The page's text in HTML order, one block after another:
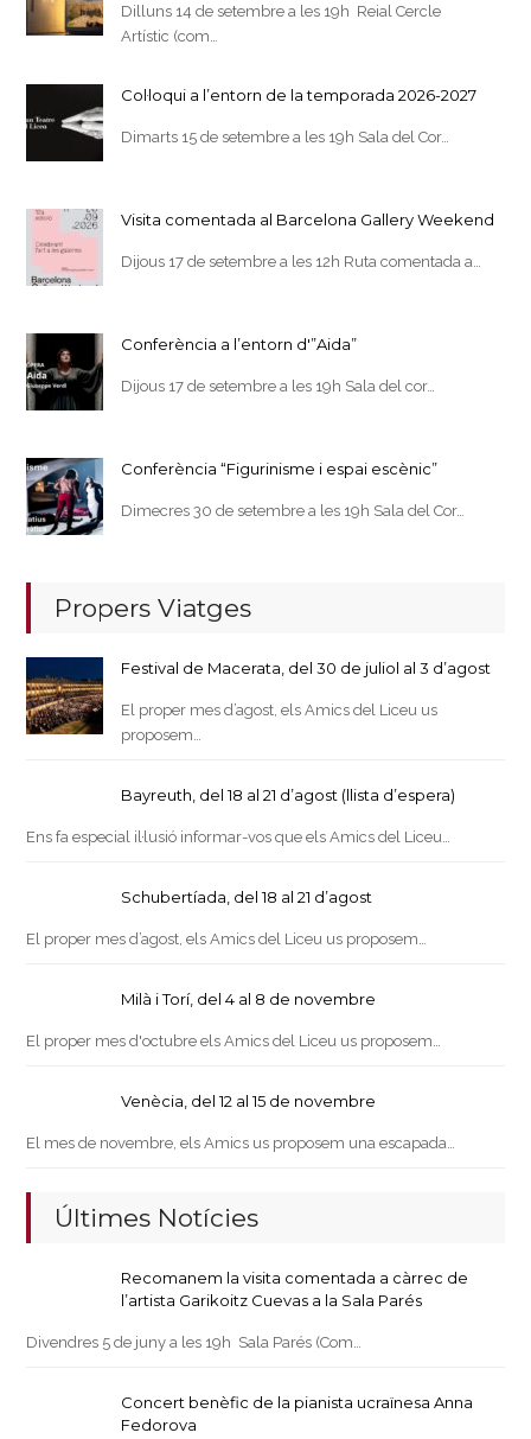
Dilluns 14 de setembre a les 19h Reial Cercle
Artístic (com…
Col·loqui a l’entorn de la temporada 2026-2027
Dimarts 15 de setembre a les 19h Sala del Cor…
Visita comentada al Barcelona Gallery Weekend
Dijous 17 de setembre a les 12h Ruta comentada a…
Conferència a l’entorn d'”Aida”
Dijous 17 de setembre a les 19h Sala del cor…
Conferència “Figurinisme i espai escènic”
Dimecres 30 de setembre a les 19h Sala del Cor…
Propers Viatges
Festival de Macerata, del 30 de juliol al 3 d’agost
El proper mes d’agost, els Amics del Liceu us
proposem…
Bayreuth, del 18 al 21 d’agost (llista d’espera)
Ens fa especial il·lusió informar-vos que els Amics del Liceu…
Schubertíada, del 18 al 21 d’agost
El proper mes d’agost, els Amics del Liceu us proposem…
Milà i Torí, del 4 al 8 de novembre
El proper mes d'octubre els Amics del Liceu us proposem…
Venècia, del 12 al 15 de novembre
El mes de novembre, els Amics us proposem una escapada…
Últimes Notícies
Recomanem la visita comentada a càrrec de
l’artista Garikoitz Cuevas a la Sala Parés
Divendres 5 de juny a les 19h Sala Parés (Com…
Concert benèfic de la pianista ucraïnesa Anna
Fedorova